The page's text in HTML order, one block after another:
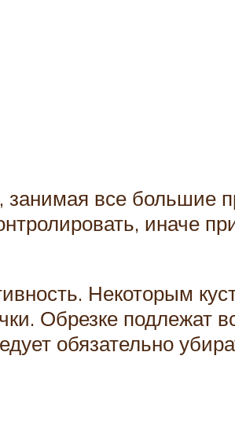
все большие
иначе
Некоторым
Обрезке подлежат
обязательно